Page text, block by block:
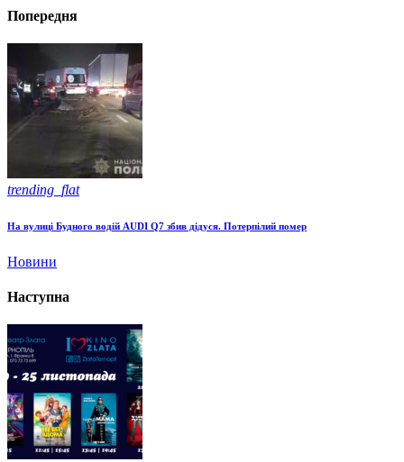
Попередня
trending_flat
На вулиці Будного водій AUDI Q7 збив дідуся. Потерпілий помер
Новини
Наступна